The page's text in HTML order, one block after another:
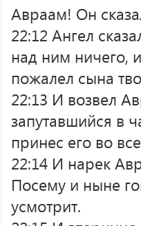
Авраам! Он
22:12 Ангел
над ним ничего,
пожалел сына
22:13 И возвел
запутавшийся в
принес его во
22:14 И нарек
Посему и ныне
усмотрит.